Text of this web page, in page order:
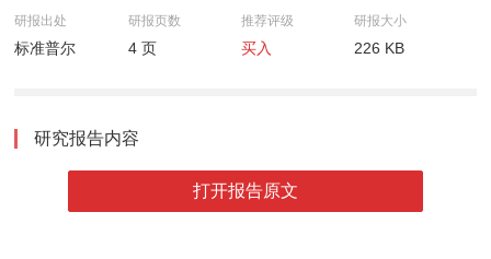
研报出处
标准普尔
研报页数
4 页
推荐评级
买入
研报大小
226 KB
研究报告内容
打开报告原文